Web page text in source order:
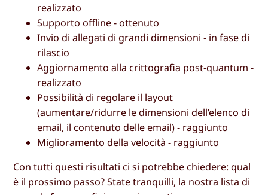
realizzato
Supporto offline - ottenuto
Invio di allegati di grandi dimensioni - in fase di
rilascio
Aggiornamento alla crittografia post-quantum -
realizzato
Possibilità di regolare il layout
(aumentare/ridurre le dimensioni dell’elenco di
email, il contenuto delle email) - raggiunto
Miglioramento della velocità - raggiunto
Con tutti questi risultati ci si potrebbe chiedere: qual
è il prossimo passo? State tranquilli, la nostra lista di